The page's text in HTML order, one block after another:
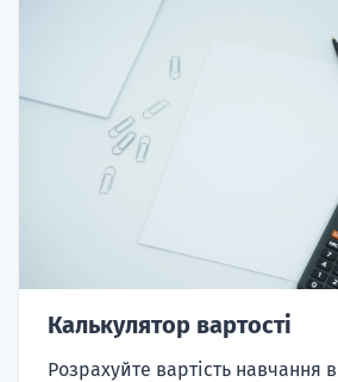
Калькулятор вартості
Розрахуйте вартість навчання в